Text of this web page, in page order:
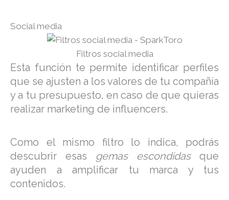
Social media
Filtros social media
Esta función te permite identificar perfiles
que se ajusten a los valores de tu compañía
y a tu presupuesto, en caso de que quieras
realizar marketing de influencers.
Como el mismo filtro lo indica, podrás
descubrir esas gemas escondidasque
ayuden a amplificar tu marca y tus
contenidos.